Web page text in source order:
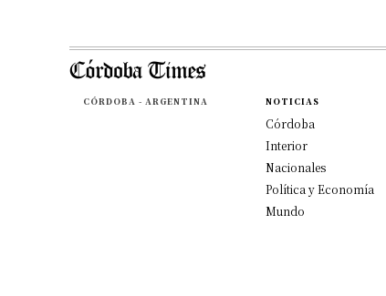
CÓRDOBA - ARGENTINA NOTICIAS
Córdoba
Interior
Nacionales
Política y Economía
Mundo